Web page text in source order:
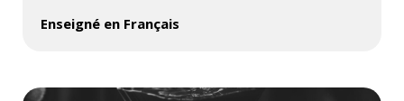
Enseigné en Français